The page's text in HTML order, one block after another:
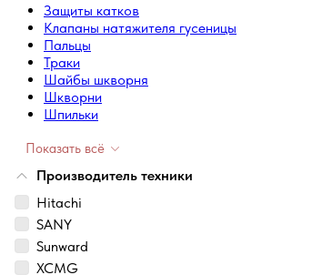
Защиты катков
Клапаны натяжителя гусеницы
Пальцы
Траки
Шайбы шкворня
Шкворни
Шпильки
Показать всё
Производитель техники
Hitachi
SANY
Sunward
XCMG